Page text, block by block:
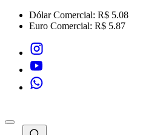
Dólar Comercial: R$ 5.08
Euro Comercial: R$ 5.87